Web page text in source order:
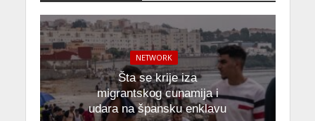
NETWORK
Šta se krije iza
migrantskog cunamija i
udara na špansku enklavu